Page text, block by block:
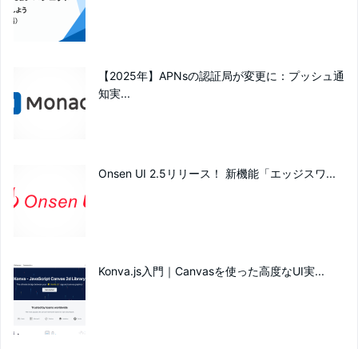
【2025年】APNsの認証局が変更に：プッシュ通
知実...
Onsen UI 2.5リリース！ 新機能「エッジスワ...
Konva.js入門｜Canvasを使った高度なUI実...